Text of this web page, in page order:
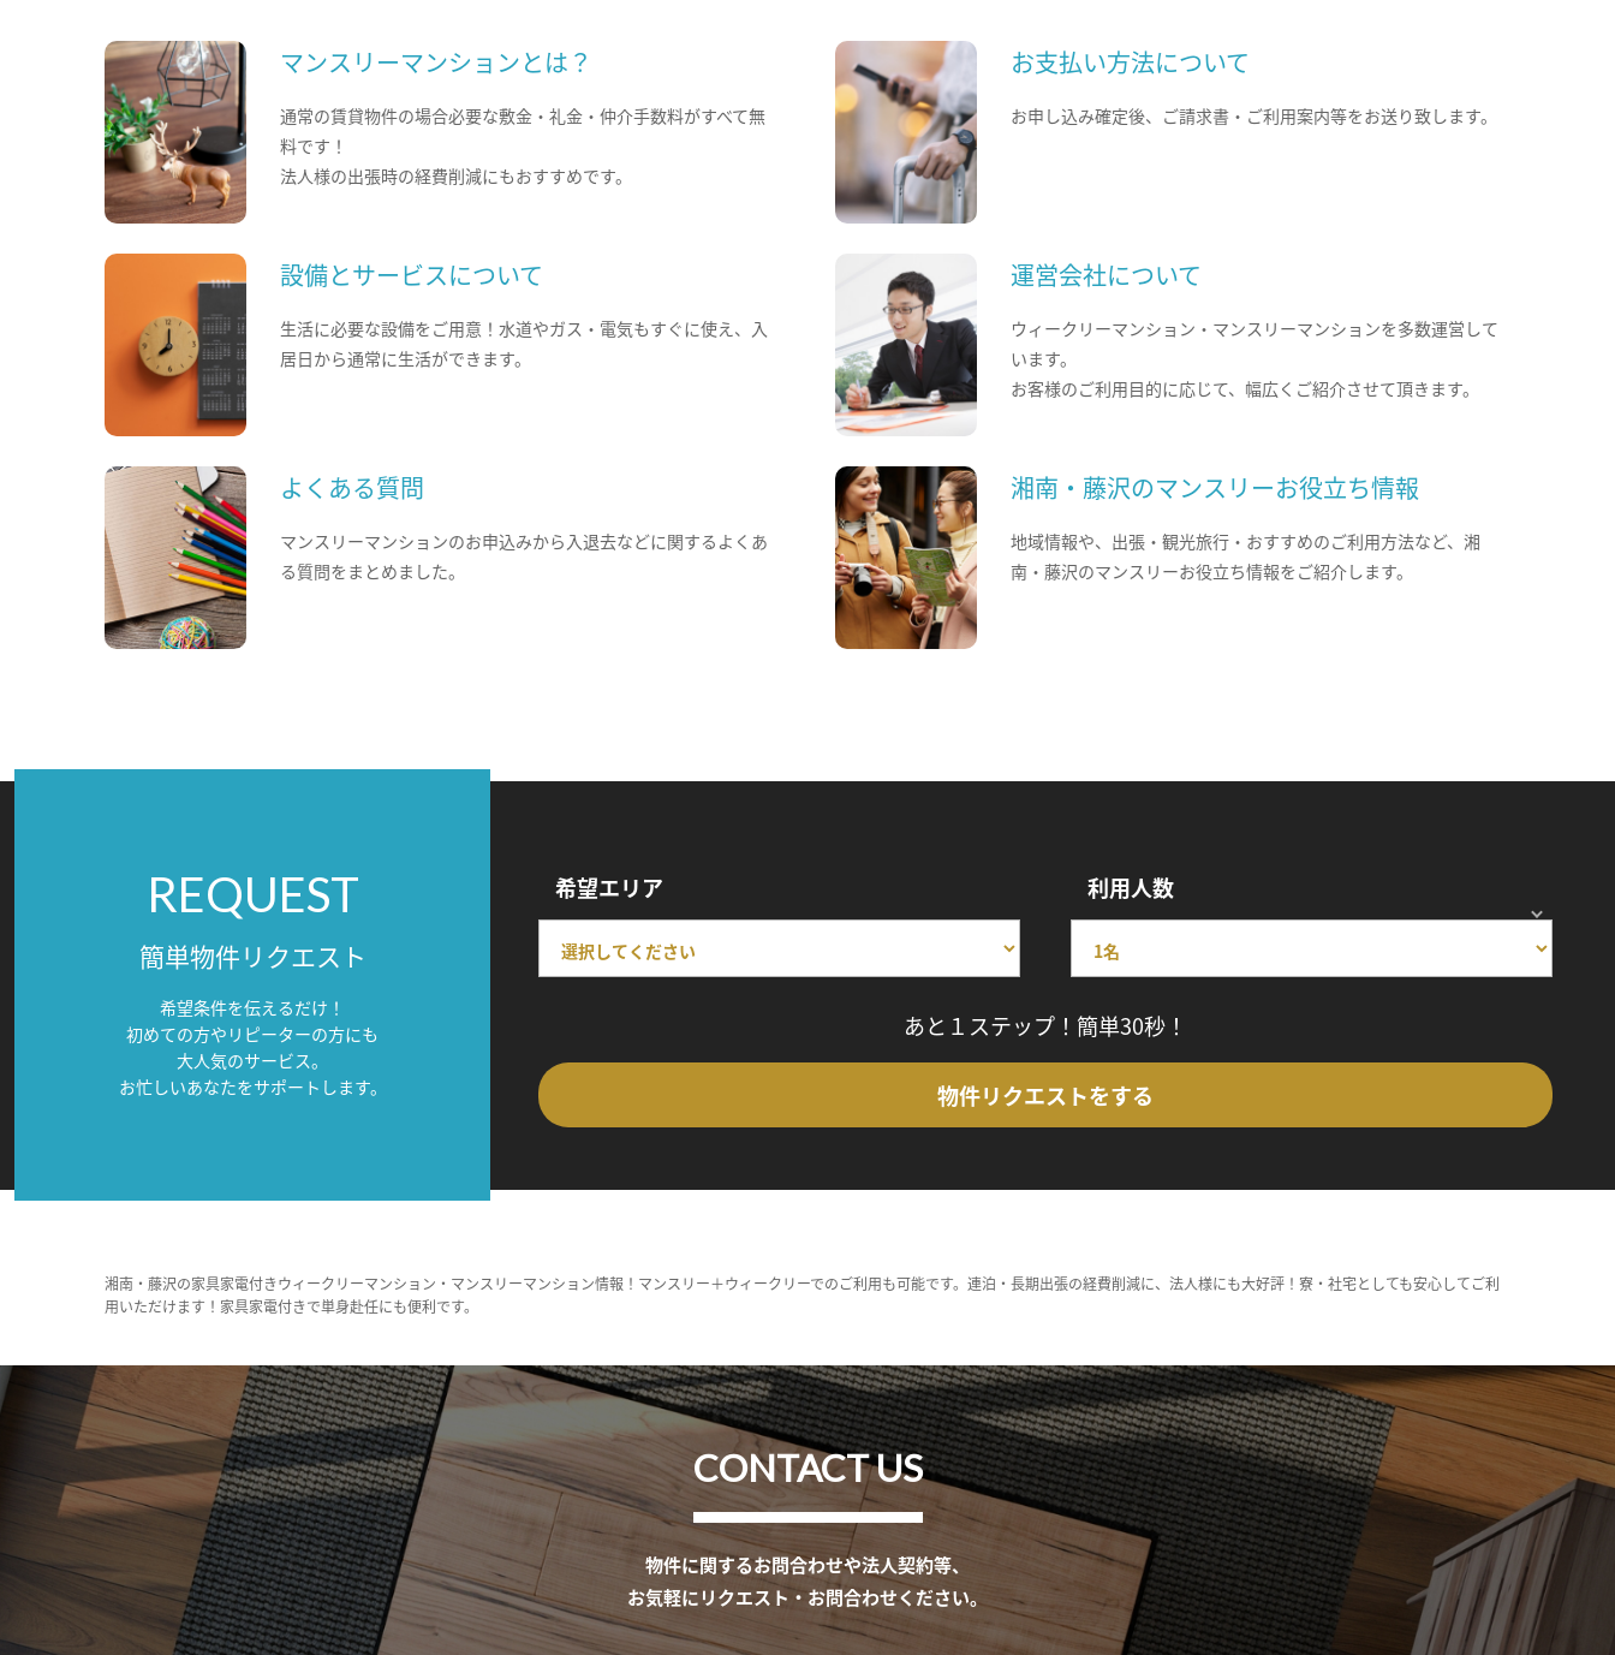
マンスリーマンションとは？
通常の賃貸物件の場合必要な敷金・礼金・仲介手数料がすべて無
料です！
法人様の出張時の経費削減にもおすすめです。
お支払い方法について
お申し込み確定後、ご請求書・ご利用案内等をお送り致します。
設備とサービスについて
生活に必要な設備をご用意！水道やガス・電気もすぐに使え、入
居日から通常に生活ができます。
運営会社について
ウィークリーマンション・マンスリーマンションを多数運営して
います。
お客様のご利用目的に応じて、幅広くご紹介させて頂きます。
よくある質問
マンスリーマンションのお申込みから入退去などに関するよくあ
る質問をまとめました。
湘南・藤沢のマンスリーお役立ち情報
地域情報や、出張・観光旅行・おすすめのご利用方法など、湘
南・藤沢のマンスリーお役立ち情報をご紹介します。
REQUEST
簡単物件リクエスト
希望条件を伝えるだけ！
初めての方やリピーターの方にも
大人気のサービス。
お忙しいあなたをサポートします。
希望エリア 利用人数
あと１ステップ！簡単30秒！
物件リクエストをする
湘南・藤沢の家具家電付きウィークリーマンション・マンスリーマンション情報！マンスリー＋ウィークリーでのご利用も可能です。連泊・長期出張の経費削減に、法人様にも大好評！寮・社宅としても安心してご利
用いただけます！家具家電付きで単身赴任にも便利です。
CONTACT US
物件に関するお問合わせや法人契約等、
お気軽にリクエスト・お問合わせください。